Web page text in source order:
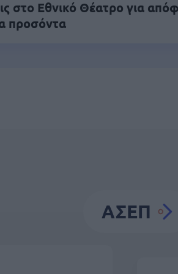
στο Εθνικό Θέατρο για
προσόντα
ΑΣΕΠ